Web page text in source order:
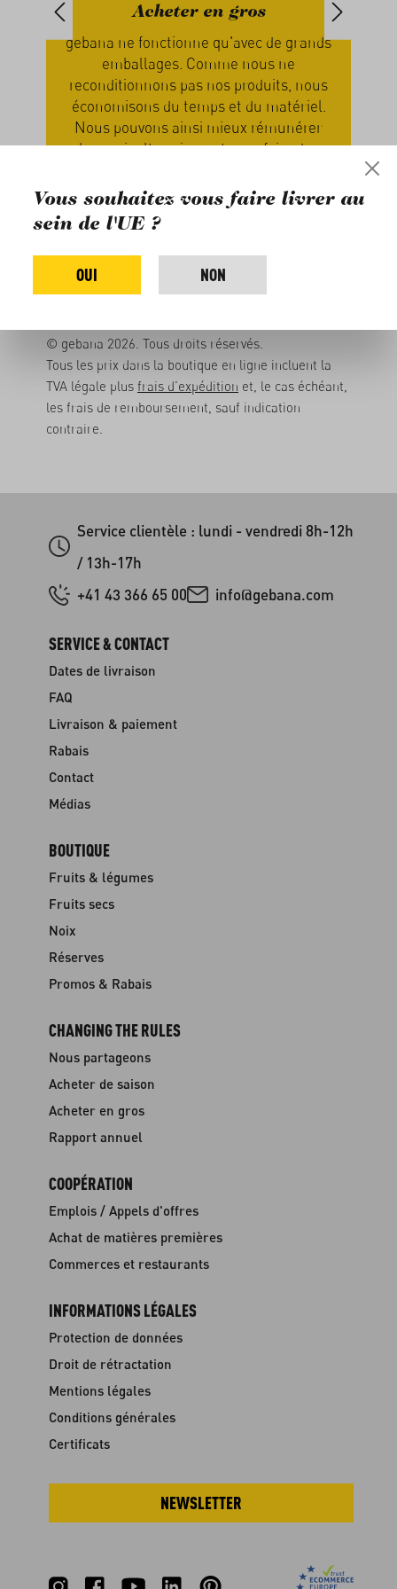
Acheter en gros
gebana ne fonctionne qu'avec de grands
emballages. Comme nous ne
reconditionnons pas nos produits, nous
économisons du temps et du matériel.
Nous pouvons ainsi mieux rémunérer
les agriculteur·ice·s et vous faire des
les
© gebana 2026. Tous droits réservés.
Tous les prix dans la boutique en ligne incluent la
TVA légale plus frais d'expédition et, le cas échéant,
les frais de remboursement, sauf indication
contraire.
Service clientèle : lundi - vendredi 8h-12h
/ 13h-17h
+41 43 366 65 00
info@gebana.com
SERVICE & CONTACT
Dates de livraison
FAQ
Livraison & paiement
Rabais
Contact
Médias
BOUTIQUE
Fruits & légumes
Fruits secs
Noix
Réserves
Promos & Rabais
CHANGING THE RULES
Nous partageons
Acheter de saison
Acheter en gros
Rapport annuel
COOPÉRATION
Emplois / Appels d'offres
Achat de matières premières
Commerces et restaurants
INFORMATIONS LÉGALES
Protection de données
Droit de rétractation
Mentions légales
Conditions générales
Certificats
Vous souhaitez vous faire livrer au
sein de l'UE ?
OUI NON
NEWSLETTER